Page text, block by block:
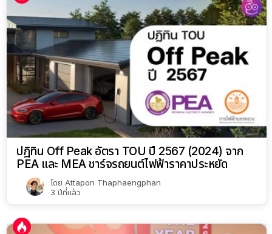
ปฏิทิน Off Peak อัตรา TOU ปี 2567 (2024) จาก
PEA และ MEA ชาร์จรถยนต์ไฟฟ้าราคาประหยัด
โดย Attapon Thaphaengphan
3 ปีที่แล้ว